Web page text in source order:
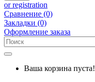
or registration
Сравнение (0)
Закладки (0)
Оформление заказа
Ваша корзина пуста!